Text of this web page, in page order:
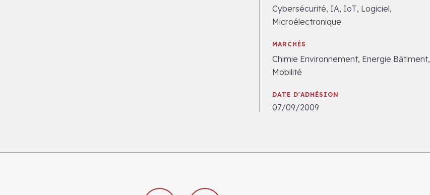
Cybersécurité, IA, IoT, Logiciel,
Microélectronique
MARCHÉS
Chimie Environnement, Energie Bâtiment,
Mobilité
DATE D'ADHÉSION
07/09/2009